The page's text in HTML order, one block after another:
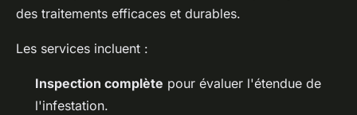
des traitements efficaces et durables.
Les services incluent :
Inspection complète pour évaluer l'étendue de
l'infestation.